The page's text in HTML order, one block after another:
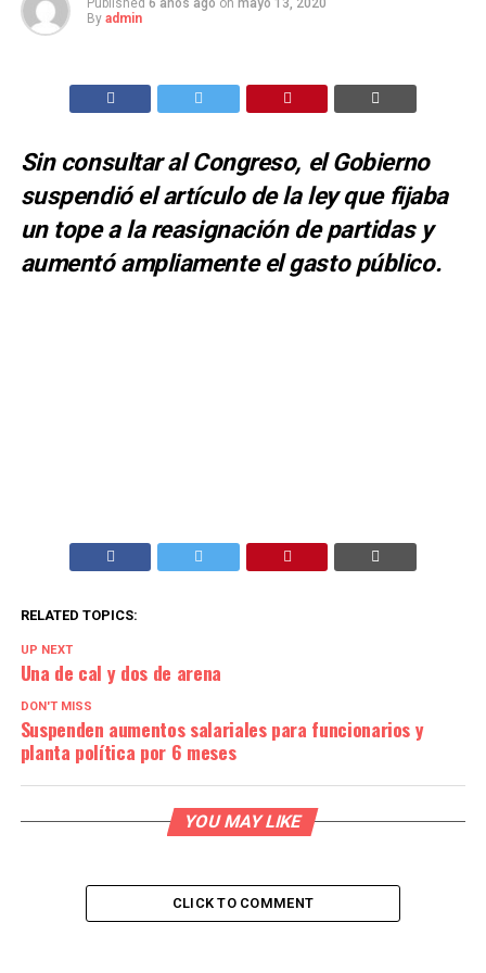
Published 6 años ago on mayo 13, 2020
By admin
Sin consultar al Congreso, el Gobierno
suspendió el artículo de la ley que fijaba
un tope a la reasignación de partidas y
aumentó ampliamente el gasto público.
RELATED TOPICS:
UP NEXT
Una de cal y dos de arena
DON'T MISS
Suspenden aumentos salariales para funcionarios y
planta política por 6 meses
YOU MAY LIKE
CLICK TO COMMENT